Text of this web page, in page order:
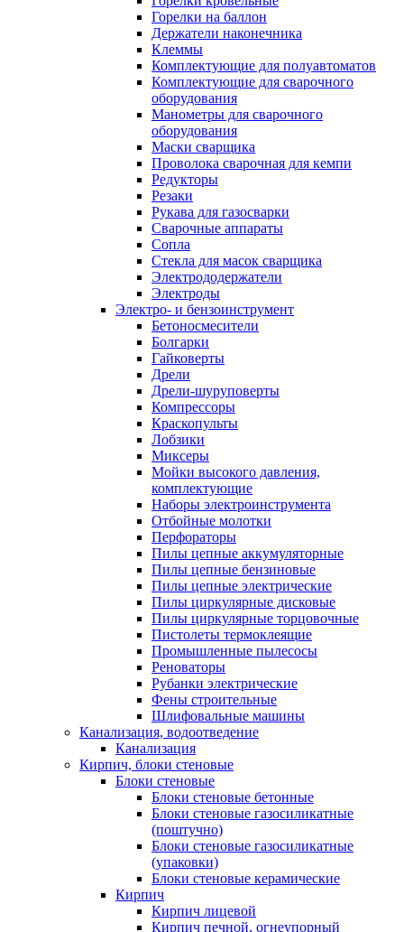
Горелки на баллон
Держатели наконечника
Клеммы
Комплектующие для полуавтоматов
Комплектующие для сварочного
оборудования
Манометры для сварочного
оборудования
Маски сварщика
Проволока сварочная для кемпи
Редукторы
Резаки
Рукава для газосварки
Сварочные аппараты
Сопла
Стекла для масок сварщика
Электрододержатели
Электроды
Электро- и бензоинструмент
Бетоносмесители
Болгарки
Гайковерты
Дрели
Дрели-шуруповерты
Компрессоры
Краскопульты
Лобзики
Миксеры
Мойки высокого давления,
комплектующие
Наборы электроинструмента
Отбойные молотки
Перфораторы
Пилы цепные аккумуляторные
Пилы цепные бензиновые
Пилы цепные электрические
Пилы циркулярные дисковые
Пилы циркулярные торцовочные
Пистолеты термоклеящие
Промышленные пылесосы
Реноваторы
Рубанки электрические
Фены строительные
Шлифовальные машины
Канализация, водоотведение
Канализация
Кирпич, блоки стеновые
Блоки стеновые
Блоки стеновые бетонные
Блоки стеновые газосиликатные
(поштучно)
Блоки стеновые газосиликатные
(упаковки)
Блоки стеновые керамические
Кирпич
Кирпич лицевой
Кирпич печной, огнеупорный